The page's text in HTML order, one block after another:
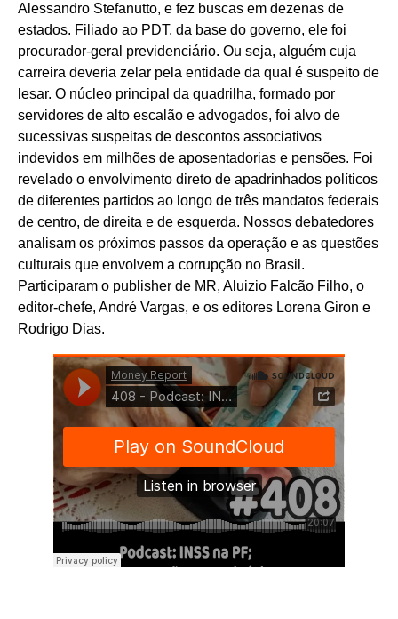
Alessandro Stefanutto, e fez buscas em dezenas de
estados. Filiado ao PDT, da base do governo, ele foi
procurador-geral previdenciário. Ou seja, alguém cuja
carreira deveria zelar pela entidade da qual é suspeito de
lesar. O núcleo principal da quadrilha, formado por
servidores de alto escalão e advogados, foi alvo de
sucessivas suspeitas de descontos associativos
indevidos em milhões de aposentadorias e pensões. Foi
revelado o envolvimento direto de apadrinhados políticos
de diferentes partidos ao longo de três mandatos federais
de centro, de direita e de esquerda. Nossos debatedores
analisam os próximos passos da operação e as questões
culturais que envolvem a corrupção no Brasil.
Participaram o publisher de MR, Aluizio Falcão Filho, o
editor-chefe, André Vargas, e os editores Lorena Giron e
Rodrigo Dias.